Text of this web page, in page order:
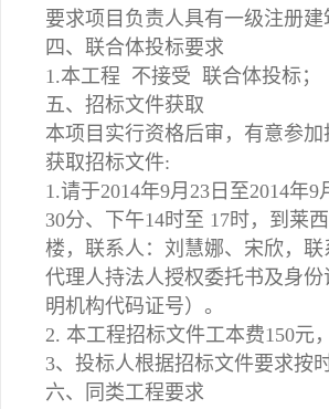
要求项目负责人具有一级注册
四、联合体投标要求
1.本工程 不接受 联合体投标；
五、招标文件获取
本项目实行资格后审，有意参
获取招标文件:
1.请于2014年9月23日至2014年
30分、下午14时至 17时，到莱
楼，联系人：刘慧娜、宋欣，
代理人持法人授权委托书及身
明机构代码证号）。
2. 本工程招标文件工本费150元
3、投标人根据招标文件要求按
六、同类工程要求